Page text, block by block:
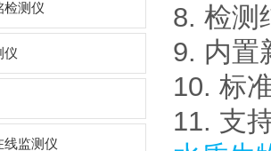
检测仪
仪
线监测仪
8. 检测
9. 内置
10. 标
11. 支